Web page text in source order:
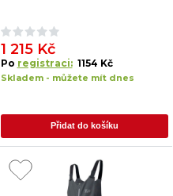
1 215 Kč
Po registraci: 1154 Kč
Skladem - můžete mít dnes
Přidat do košíku